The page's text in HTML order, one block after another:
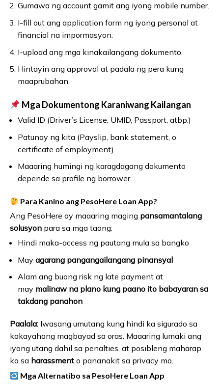
Gumawa ng account gamit ang iyong mobile number.
I-fill out ang application form ng iyong personal at
financial na impormasyon.
I-upload ang mga kinakailangang dokumento.
Hintayin ang approval at padala ng pera kung
maaprubahan.
Mga Dokumentong Karaniwang Kailangan
Valid ID (Driver’s License, UMID, Passport, atbp.)
Patunay ng kita (Payslip, bank statement, o
certificate of employment)
Maaaring humingi ng karagdagang dokumento
depende sa profile ng borrower
Para Kanino ang PesoHere Loan App?
Ang PesoHere ay maaaring maging pansamantalang
solusyon para sa mga taong:
Hindi maka-access ng pautang mula sa bangko
May agarang pangangailangang pinansyal
Alam ang buong risk ng late payment at
may malinaw na plano kung paano ito babayaran sa
takdang panahon
Paalala: Iwasang umutang kung hindi ka sigurado sa
kakayahang magbayad sa oras. Maaaring lumaki ang
iyong utang dahil sa penalties, at posibleng maharap
ka sa harassment o pananakit sa privacy mo.
Mga Alternatibo sa PesoHere Loan App